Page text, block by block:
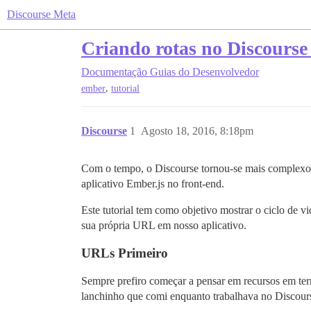
Discourse Meta
Criando rotas no
Documentação Guias do Desenvolvedor
ember, tutorial
Discourse Agosto 18, 2016, 8:18pm
1
Com o tempo, o Discourse tornou-se mais
aplicativo Ember.js no front-end.
Este tutorial tem como objetivo mostrar o ciclo de
sua própria URL em nosso aplicativo.
URLs Primeiro
Sempre prefiro começar a pensar em recursos em
lanchinho que comi enquanto trabalhava no